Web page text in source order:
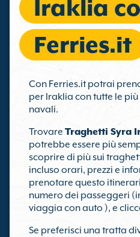
Iraklia
Ferries.it
Con Ferries.it potrai
per Iraklia con tutte le
navali.
Trovare Traghetti Syra
potrebbe essere più
scoprire di più sui
incluso orari, prezzi e
prenotare questo
numero dei passeggeri
viaggia con auto ), e
Se preferisci una tratta